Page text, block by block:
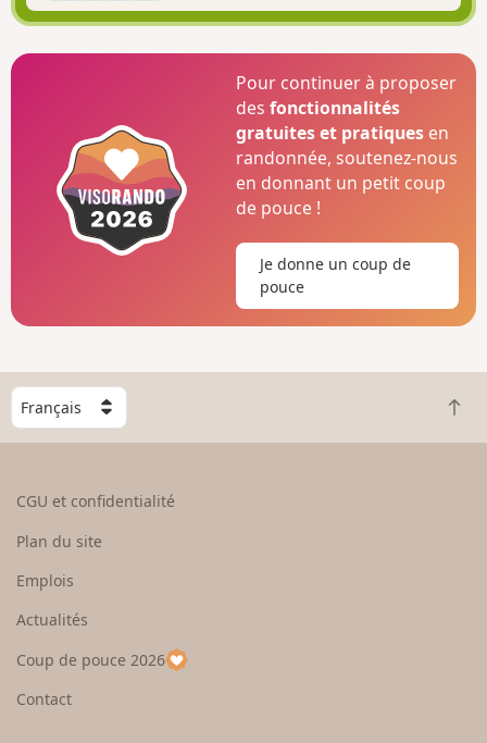
Pour continuer à proposer
desfonctionnalités
gratuites et pratiques en
randonnée, soutenez-nous
en donnant un petit coup
de pouce !
Je donne un coup de
pouce
C
h
o
e
u
p
a
R
e
CGU et confidentialité
Plan du site
Emplois
Actualités
Coup de pouce 2026
Contact